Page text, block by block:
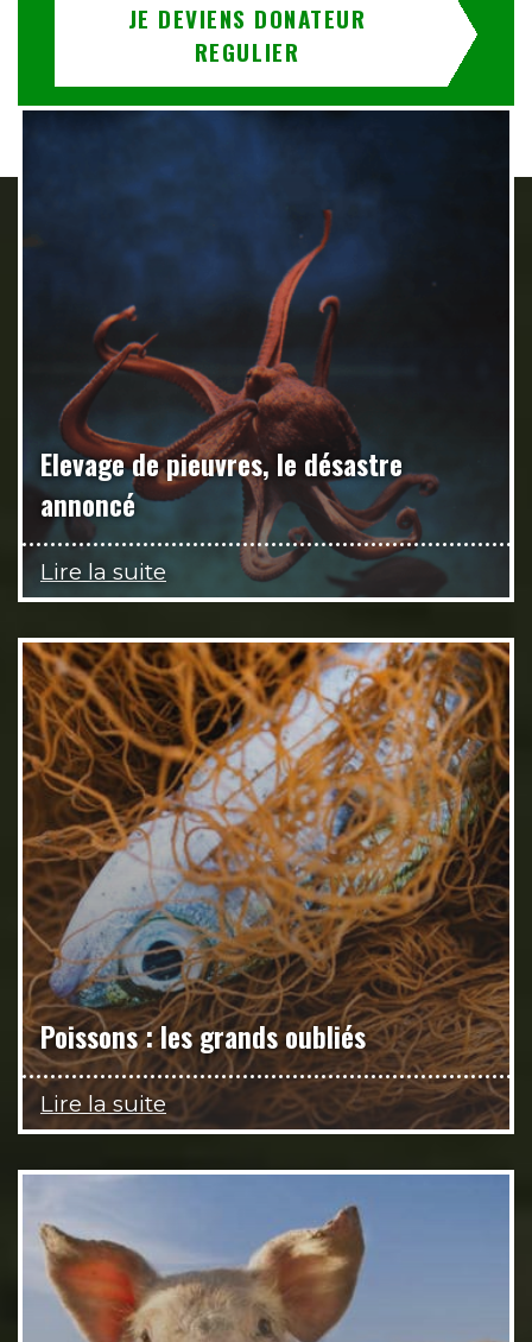
JE DEVIENS DONATEUR
REGULIER
Elevage de pieuvres, le désastre
annoncé
Lire la suite
Poissons : les grands oubliés
Lire la suite